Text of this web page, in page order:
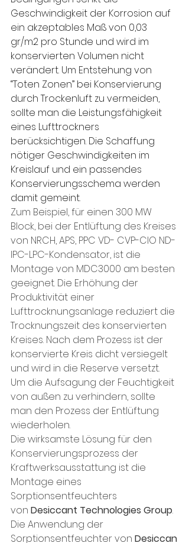
Geschwindigkeit der Korrosion auf
ein akzeptables Maß von 0,03
gr/m2 pro Stunde und wird im
konservierten Volumen nicht
verändert. Um Entstehung von
“Toten Zonen” bei Konservierung
durch Trockenluft zu vermeiden,
sollte man die Leistungsfähigkeit
eines Lufttrockners
berücksichtigen. Die Schaffung
nötiger Geschwindigkeiten im
Kreislauf und ein passendes
Konservierungsschema werden
damit gemeint.
Zum Beispiel, für einen 300 MW
Block, bei der Entlüftung des Kreises
von NRCH, APS, PPC VD- CVP-CIO ND-
IPC-LPC-Kondensator, ist die
Montage von MDC3000 am besten
geeignet. Die Erhöhung der
Produktivität einer
Lufttrocknungsanlage reduziert die
Trocknungszeit des konservierten
Kreises. Nach dem Prozess ist der
konservierte Kreis dicht versiegelt
und wird in die Reserve versetzt.
Um die Aufsagung der Feuchtigkeit
von außen zu verhindern, sollte
man den Prozess der Entlüftung
wiederholen.
Die wirksamste Lösung für den
Konservierungsprozess der
Kraftwerksausstattung ist die
Montage eines
Sorptionsentfeuchters
von Desiccant Technologies Group.
Die Anwendung der
Sorptionsentfeuchter von Desiccan